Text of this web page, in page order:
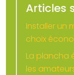
Articles
Installer un
choix
La plancha
les